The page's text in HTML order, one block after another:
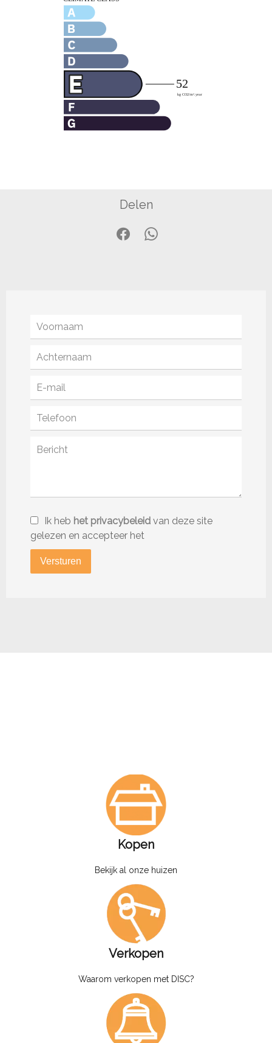
Delen
Ik heb het privacybeleid van deze site
gelezen en accepteer het
Versturen
Kopen
Bekijk al onze huizen
Verkopen
Waarom verkopen met DISC?